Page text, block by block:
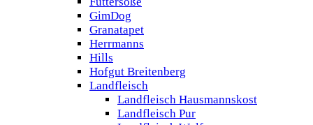
GimDog
Granatapet
Herrmanns
Hills
Hofgut Breitenberg
Landfleisch
Landfleisch Hausmannskost
Landfleisch Pur